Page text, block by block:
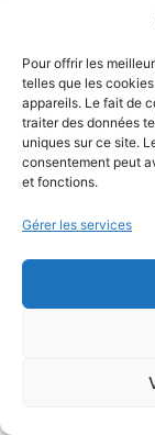
Pour offrir les
telles que les
appareils. Le fait de
traiter des données
uniques sur ce site.
consentement peut
et fonctions.
Gérer les services
dans un
à respecter
Utiliser des
contact direct
l'étanchéité
majeurs